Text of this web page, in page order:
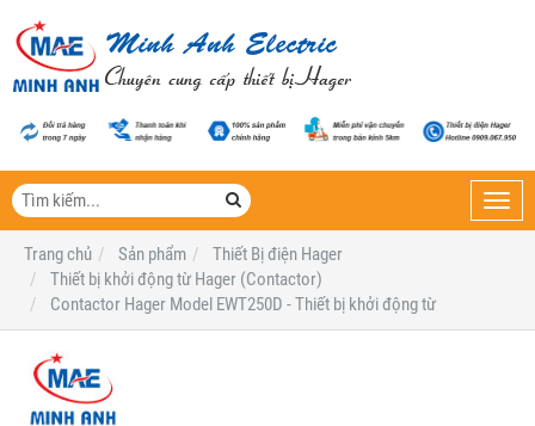
Trang chủ
Sản phẩm
Thiết Bị điện Hager
Thiết bị khởi động từ Hager (Contactor)
Contactor Hager Model EWT250D - Thiết bị khởi động từ